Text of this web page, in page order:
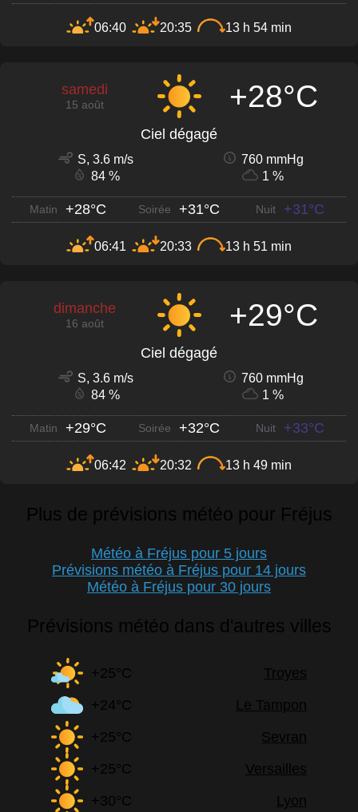
06:40 20:35 13 h 54 min
samedi
15 août +28°C
Ciel dégagé
S, 3.6 m/s
760 mmHg
84 %
1 %
Matin +28°C Soirée +31°C Nuit +31°C
06:41 20:33 13 h 51 min
dimanche
16 août +29°C
Ciel dégagé
S, 3.6 m/s
760 mmHg
84 %
1 %
Matin +29°C Soirée +32°C Nuit +33°C
06:42 20:32 13 h 49 min
Plus de prévisions météo pour Fréjus
Météo à Fréjus pour 5 jours
Prévisions météo à Fréjus pour 14 jours
Météo à Fréjus pour 30 jours
Prévisions météo dans d'autres villes
+25°C
Troyes
+24°C
Le Tampon
+25°C
Sevran
+25°C
Versailles
+30°C
Lyon